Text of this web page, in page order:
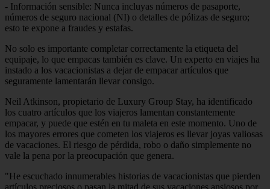
- Información sensible: Nunca incluyas números de pasaporte,
números de seguro nacional (NI) o detalles de pólizas de seguro;
esto te expone a fraudes y estafas.
No solo es importante completar correctamente la etiqueta del
equipaje, lo que empacas también es clave. Un experto en viajes ha
instado a los vacacionistas a dejar de empacar artículos que
seguramente lamentarán llevar consigo.
Neil Atkinson, propietario de Luxury Group Stay, ha identificado
los cuatro artículos que los viajeros lamentan constantemente
empacar, y puede que estén en tu maleta en este momento. Uno de
los mayores errores que cometen los viajeros es llevar joyas valiosas
de vacaciones. El riesgo de pérdida, robo o daño simplemente no
vale la pena por la preocupación que genera.
"He escuchado innumerables historias de vacacionistas que pierden
artículos preciosos o pasan la mitad de sus vacaciones ansiosos por